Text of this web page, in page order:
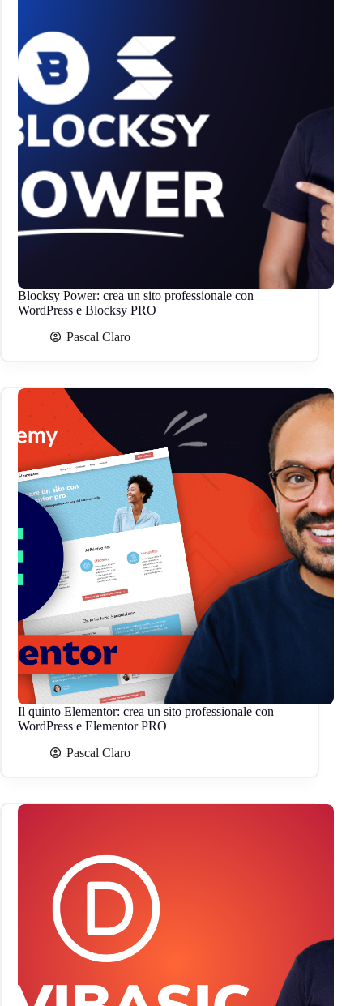
Blocksy Power: crea un sito professionale con
WordPress e Blocksy PRO
Pascal Claro
Il quinto Elementor: crea un sito professionale con
WordPress e Elementor PRO
Pascal Claro